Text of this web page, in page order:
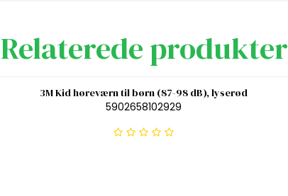
Relaterede produkter
3M Kid høreværn til børn (87-98 dB), lyserød
5902658102929